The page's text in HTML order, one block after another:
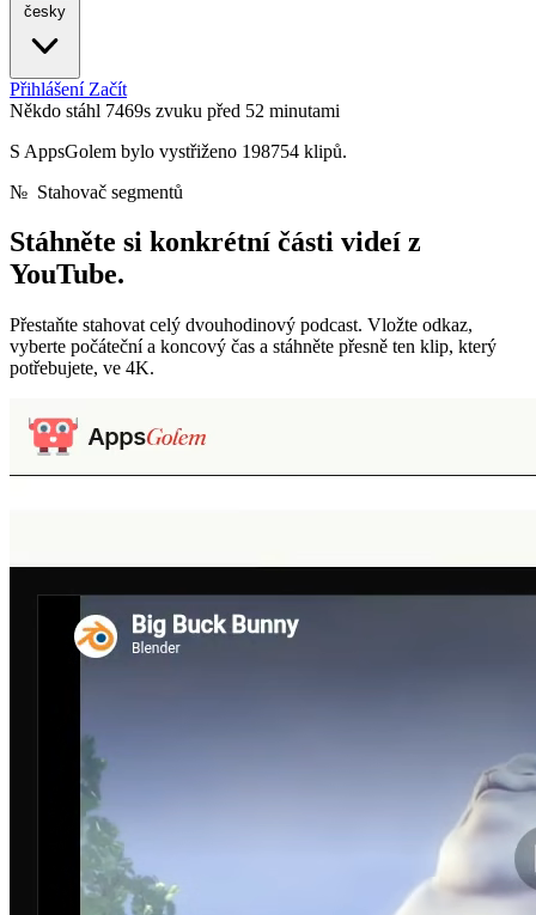
česky
Přihlášení Začít
Někdo stáhl 7469s zvuku před 52 minutami
S AppsGolem bylo vystřiženo 198754 klipů.
№ Stahovač segmentů
Stáhněte si konkrétní části videí z
YouTube.
Přestaňte stahovat celý dvouhodinový podcast. Vložte odkaz,
vyberte počáteční a koncový čas a stáhněte přesně ten klip, který
potřebujete, ve 4K.